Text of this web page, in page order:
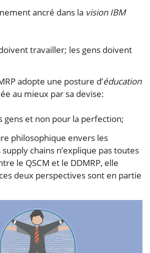
ancré dans la vision IBM
travailler; les gens doivent
adopte une posture d’éducation
au mieux par sa devise:
gens et non pour la perfection;
philosophique envers les
chains n’explique pas toutes
le QSCM et le DDMRP, elle
deux perspectives sont en partie